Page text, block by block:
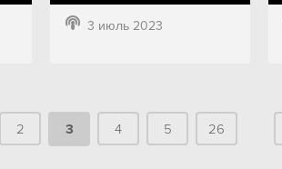
3 июль 2023
2 3 4 5 26